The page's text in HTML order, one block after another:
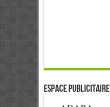
ESPACE PUBLICITAIRE